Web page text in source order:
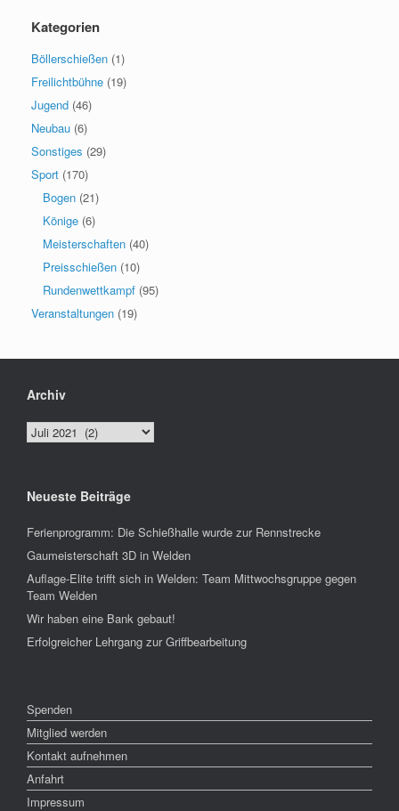
Kategorien
Böllerschießen (1)
Freilichtbühne (19)
Jugend (46)
Neubau (6)
Sonstiges (29)
Sport (170)
Bogen (21)
Könige (6)
Meisterschaften (40)
Preisschießen (10)
Rundenwettkampf (95)
Veranstaltungen (19)
Archiv
Archiv
Neueste Beiträge
Ferienprogramm: Die Schießhalle wurde zur Rennstrecke
Gaumeisterschaft 3D in Welden
Auflage-Elite trifft sich in Welden: Team Mittwochsgruppe gegen
Team Welden
Wir haben eine Bank gebaut!
Erfolgreicher Lehrgang zur Griffbearbeitung
Spenden
Mitglied werden
Kontakt aufnehmen
Anfahrt
Impressum